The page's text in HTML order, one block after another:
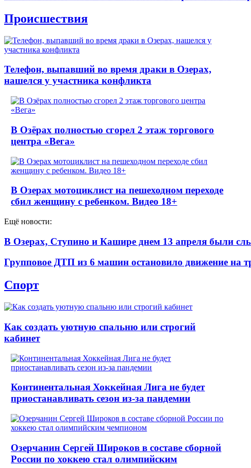
Происшествия
Телефон, выпавший во время драки в Озерах,
нашелся у участника конфликта
В Озёрах полностью сгорел 2 этаж торгового
центра «Вега»
В Озерах мотоциклист на пешеходном переходе
сбил женщину с ребенком. Видео 18+
Ещё новости:
В Озерах, Ступино и Кашире днем 13 апреля были
Групповое ДТП из 6 машин остановило движение на
Спорт
Как создать уютную спальню или строгий
кабинет
Континентальная Хоккейная Лига не будет
приостанавливать сезон из-за пандемии
Озерчанин Сергей Широков в составе сборной
России по хоккею стал олимпийским